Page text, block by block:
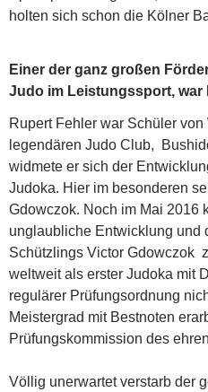
holten sich schon die Kölner
Einer der ganz großen
Judo im Leistungssport, war
Rupert Fehler war Schüler
legendären Judo Club,
widmete er sich der
Judoka. Hier im besonderen
Gdowczok. Noch im Mai 2016
unglaubliche Entwicklung und
Schützlings Victor Gdowczok
weltweit als erster Judoka mit
regulärer Prüfungsordnung
Meistergrad mit Bestnoten
Prüfungskommission des
Völlig unerwartet verstarb der